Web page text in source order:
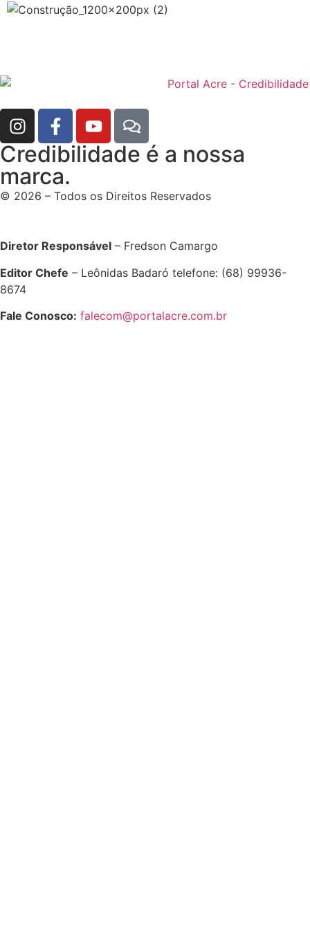
Credibilidade é a nossa
marca.
© 2026 – Todos os Direitos Reservados
Diretor Responsável – Fredson Camargo
Editor Chefe – Leônidas Badaró telefone: (68) 99936-
8674
Fale Conosco: falecom@portalacre.com.br